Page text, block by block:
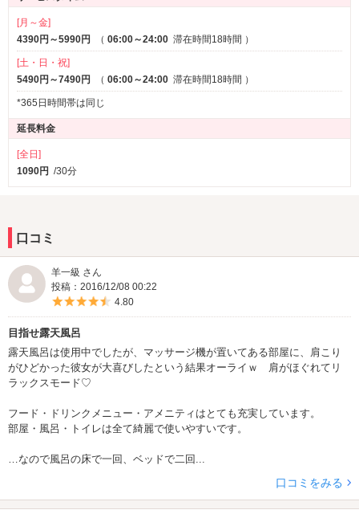
[月～金]
4390円～5990円
（ 06:00～24:00 滞在時間18時間 ）
[土・日・祝]
5490円～7490円
（ 06:00～24:00 滞在時間18時間 ）
*365日時間帯は同じ
延長料金
[全日]
1090円 /30分
口コミ
羊一級 さん
投稿：2016/12/08 00:22
5つ星のうち4.5
4.80
目指せ露天風呂
露天風呂は使用中でしたが、マッサージ機が置いてある部屋に、肩こり
がひどかった彼女が大喜びしたという結果オーライｗ 肩がほぐれてリ
ラックスモード♡
フード・ドリンクメニュー・アメニティはとても充実しています。
部屋・風呂・トイレは全て綺麗で使いやすいです。
…なので風呂の床で一回、ベッドで二回...
口コミをみる